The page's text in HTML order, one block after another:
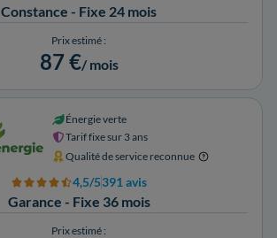
Constance - Fixe 24 mois
Prix estimé :
87 €/ mois
Garance - Fixe 36 mois
Énergie verte
Tarif fixe sur 3 ans
Qualité de service reconnue
4,5/5391 avis
Prix estimé :